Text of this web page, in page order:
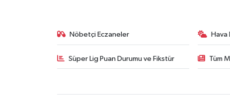
Nöbetçi Eczaneler Hava
Süper Lig Puan Durumu ve Fikstür Tüm